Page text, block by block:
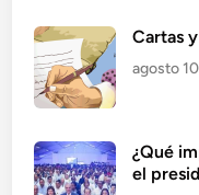
Cartas
agosto
¿Qué
el